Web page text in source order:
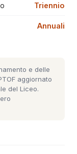
Triennio
Annuali
e delle
aggiornato
del Liceo.